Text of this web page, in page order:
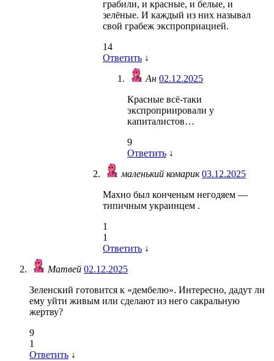
грабили, и красные, и белые, и
зелёные. И каждый из них называл
свой грабеж экспроприацией.
14
Ответить ↓
Ан 02.12.2025
Красные всё-таки
экспроприировали у
капиталистов…
9
Ответить ↓
маленький комарик03.12.2025
Махно был конченым негодяем —
типичным украинцем .
1
1
Ответить ↓
Матвей 02.12.2025
Зеленский готовится к «дембелю». Интересно, дадут ли
ему уйти живым или сделают из него сакральную
жертву?
9
1
Ответить ↓